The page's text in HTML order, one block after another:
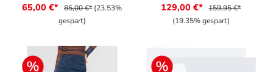
65,00 €* 85,00 €* (23.53%
gespart)
129,00 €* 159,95 €*
(19.35% gespart)